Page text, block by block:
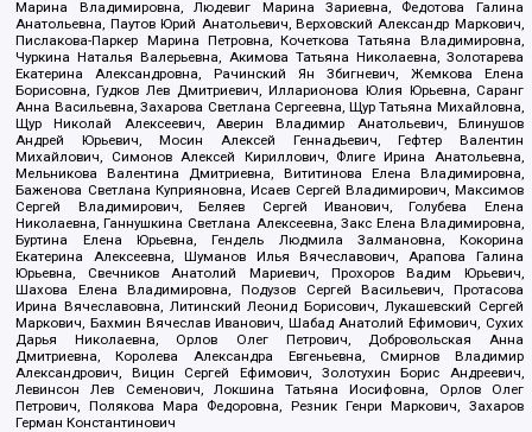
Марина Владимировна, Людевиг Марина Зариевна, Федотова Галина
Анатольевна, Паутов Юрий Анатольевич, Верховский Александр Маркович,
Пислакова-Паркер Марина Петровна, Кочеткова Татьяна Владимировна,
Чуркина Наталья Валерьевна, Акимова Татьяна Николаевна, Золотарева
Екатерина Александровна, Рачинский Ян Збигневич, Жемкова Елена
Борисовна, Гудков Лев Дмитриевич, Илларионова Юлия Юрьевна, Саранг
Анна Васильевна, Захарова Светлана Сергеевна, Щур Татьяна Михайловна,
Щур Николай Алексеевич, Аверин Владимир Анатольевич, Блинушов
Андрей Юрьевич, Мосин Алексей Геннадьевич, Гефтер Валентин
Михайлович, Симонов Алексей Кириллович, Флиге Ирина Анатольевна,
Мельникова Валентина Дмитриевна, Вититинова Елена Владимировна,
Баженова Светлана Куприяновна, Исаев Сергей Владимирович, Максимов
Сергей Владимирович, Беляев Сергей Иванович, Голубева Елена
Николаевна, Ганнушкина Светлана Алексеевна, Закс Елена Владимировна,
Буртина Елена Юрьевна, Гендель Людмила Залмановна, Кокорина
Екатерина Алексеевна, Шуманов Илья Вячеславович, Арапова Галина
Юрьевна, Свечников Анатолий Мариевич, Прохоров Вадим Юрьевич,
Шахова Елена Владимировна, Подузов Сергей Васильевич, Протасова
Ирина Вячеславовна, Литинский Леонид Борисович, Лукашевский Сергей
Маркович, Бахмин Вячеслав Иванович, Шабад Анатолий Ефимович, Сухих
Дарья Николаевна, Орлов Олег Петрович, Добровольская Анна
Дмитриевна, Королева Александра Евгеньевна, Смирнов Владимир
Александрович, Вицин Сергей Ефимович, Золотухин Борис Андреевич,
Левинсон Лев Семенович, Локшина Татьяна Иосифовна, Орлов Олег
Петрович, Полякова Мара Федоровна, Резник Генри Маркович, Захаров
Герман Константинович